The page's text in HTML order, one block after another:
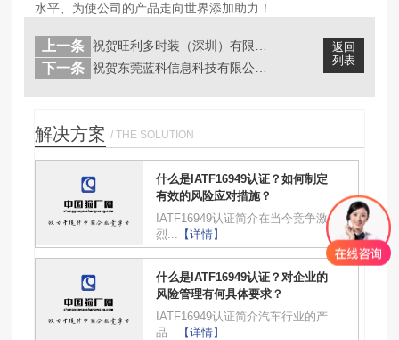
水平、为使公司的产品走向世界添加助力！
返回
列表
上一条
下一条
解决方案 / THE SOLUTION
什么是IATF16949认证？如何制定
有效的风险应对措施？
IATF16949认证简介在当今竞争激
烈...
【详情】
什么是IATF16949认证？对企业的
风险管理有何具体要求？
IATF16949认证简介汽车行业的产
品...
【详情】